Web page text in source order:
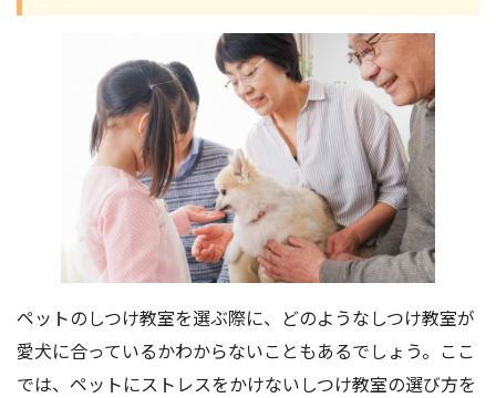
ペットのしつけ教室を選ぶ際に、どのようなしつけ教室が
愛犬に合っているかわからないこともあるでしょう。ここ
では、ペットにストレスをかけないしつけ教室の選び方を